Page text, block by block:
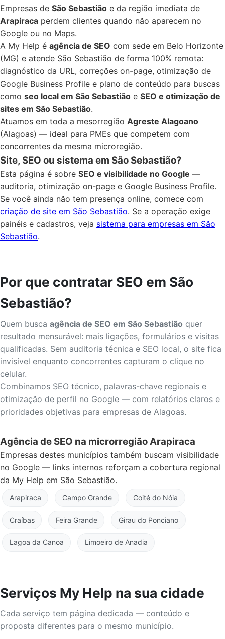
Empresas de São Sebastião e da região imediata de
Arapiraca perdem clientes quando não aparecem no
Google ou no Maps.
A My Help é agência de SEO com sede em Belo Horizonte
(MG) e atende São Sebastião de forma 100% remota:
diagnóstico da URL, correções on-page, otimização de
Google Business Profile e plano de conteúdo para buscas
como seo local em São Sebastião e SEO e otimização de
sites em São Sebastião.
Atuamos em toda a mesorregião Agreste Alagoano
(Alagoas) — ideal para PMEs que competem com
concorrentes da mesma microregião.
Site, SEO ou sistema em São Sebastião?
Esta página é sobre SEO e visibilidade no Google —
auditoria, otimização on-page e Google Business Profile.
Se você ainda não tem presença online, comece com
criação de site em São Sebastião. Se a operação exige
painéis e cadastros, veja sistema para empresas em São
Sebastião.
Por que contratar SEO em São
Sebastião?
Quem busca agência de SEO em São Sebastião quer
resultado mensurável: mais ligações, formulários e visitas
qualificadas. Sem auditoria técnica e SEO local, o site fica
invisível enquanto concorrentes capturam o clique no
celular.
Combinamos SEO técnico, palavras-chave regionais e
otimização de perfil no Google — com relatórios claros e
prioridades objetivas para empresas de Alagoas.
Agência de SEO na microrregião Arapiraca
Empresas destes municípios também buscam visibilidade
no Google — links internos reforçam a cobertura regional
da My Help em São Sebastião.
Arapiraca Campo Grande Coité do Nóia
Craíbas Feira Grande Girau do Ponciano
Lagoa da Canoa Limoeiro de Anadia
Serviços My Help na sua cidade
Cada serviço tem página dedicada — conteúdo e
proposta diferentes para o mesmo município.